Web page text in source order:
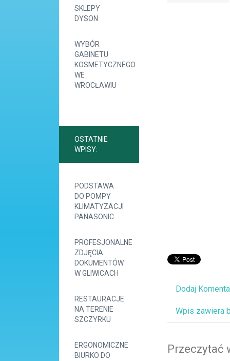
SKLEPY
DYSON
WYBÓR
GABINETU
KOSMETYCZNEGO
WE
WROCŁAWIU
OSTATNIE
WPISY:
PODSTAWA
DO POMPY
KLIMATYZACJI
PANASONIC
PROFESJONALNE
ZDJĘCIA
DOKUMENTÓW
W GLIWICACH
RESTAURACJE
NA TERENIE
SZCZYRKU
ERGONOMICZNE
BIURKO DO
Dodaj
Wpis zawiera
Przeczytać